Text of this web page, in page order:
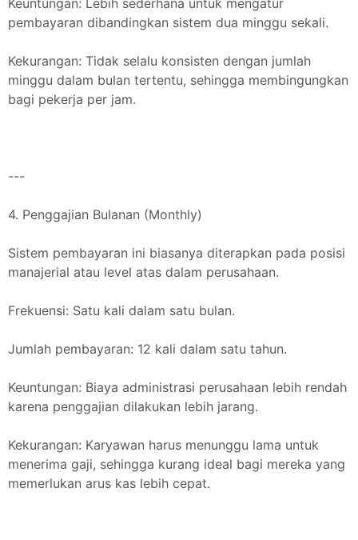
Keuntungan: Lebih sederhana untuk mengatur
pembayaran dibandingkan sistem dua minggu sekali.
Kekurangan: Tidak selalu konsisten dengan jumlah
minggu dalam bulan tertentu, sehingga membingungkan
bagi pekerja per jam.
---
4. Penggajian Bulanan (Monthly)
Sistem pembayaran ini biasanya diterapkan pada posisi
manajerial atau level atas dalam perusahaan.
Frekuensi: Satu kali dalam satu bulan.
Jumlah pembayaran: 12 kali dalam satu tahun.
Keuntungan: Biaya administrasi perusahaan lebih rendah
karena penggajian dilakukan lebih jarang.
Kekurangan: Karyawan harus menunggu lama untuk
menerima gaji, sehingga kurang ideal bagi mereka yang
memerlukan arus kas lebih cepat.